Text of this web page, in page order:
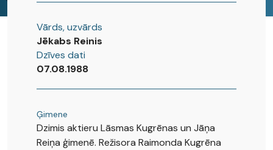
Vārds, uzvārds
Jēkabs Reinis
Dzīves dati
07.08.1988
Ģimene
Dzimis aktieru Lāsmas Kugrēnas un Jāņa
Reiņa ģimenē. Režisora Raimonda Kugrēna